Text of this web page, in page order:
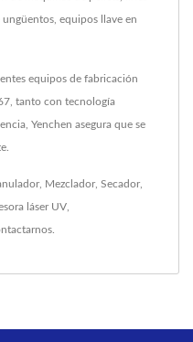
equipos llave en
equipos de fabricación
tanto con tecnología
Yenchen asegura que se
, Mezclador, Secador,
láser UV